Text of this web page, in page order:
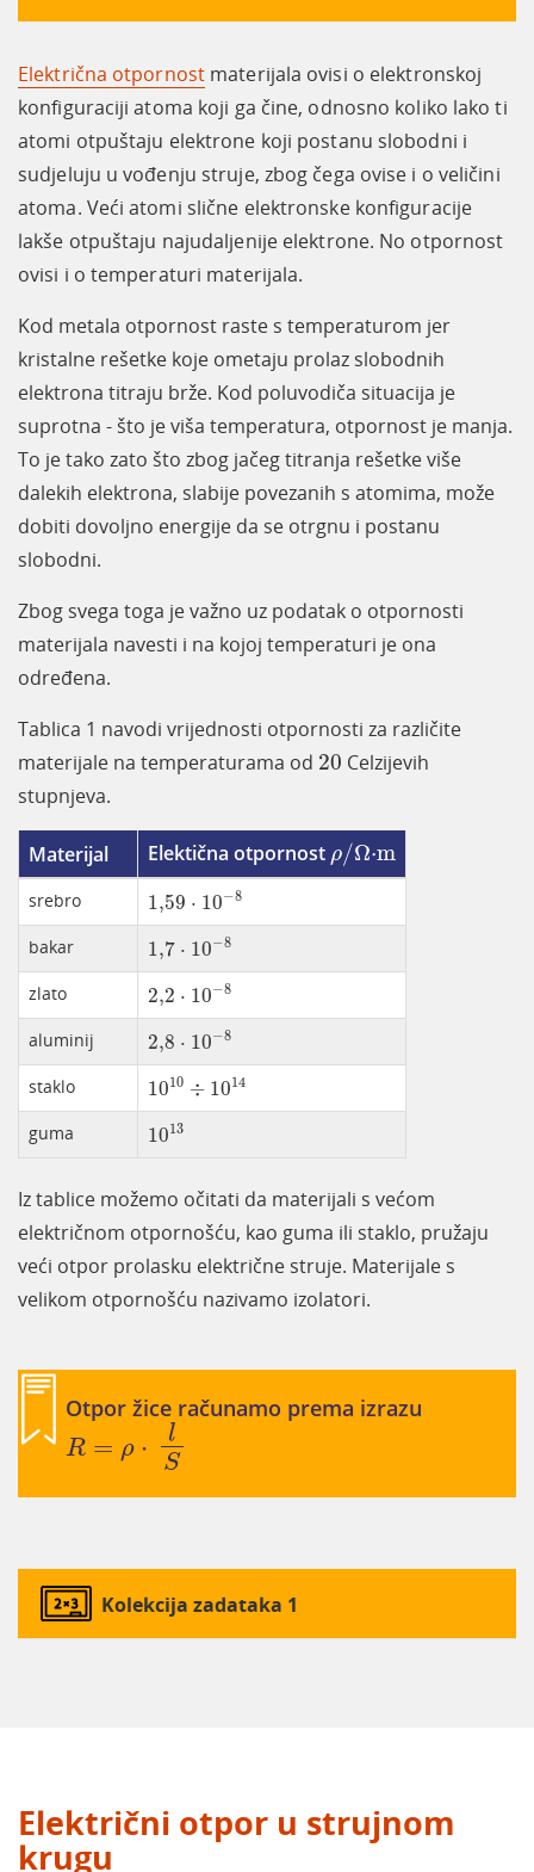
Električna otpornost materijala ovisi o elektronskoj
konfiguraciji atoma koji ga čine, odnosno koliko lako ti
atomi otpuštaju elektrone koji postanu slobodni i
sudjeluju u vođenju struje, zbog čega ovise i o veličini
atoma. Veći atomi slične elektronske konfiguracije
lakše otpuštaju najudaljenije elektrone. No otpornost
ovisi i o temperaturi materijala.
Kod metala otpornost raste s temperaturom jer
kristalne rešetke koje ometaju prolaz slobodnih
elektrona titraju brže. Kod poluvodiča situacija je
suprotna - što je viša temperatura, otpornost je manja.
To je tako zato što zbog jačeg titranja rešetke više
dalekih elektrona, slabije povezanih s atomima, može
dobiti dovoljno energije da se otrgnu i postanu
slobodni.
Zbog svega toga je važno uz podatak o otpornosti
materijala navesti i na kojoj temperaturi je ona
određena.
Tablica 1 navodi vrijednosti otpornosti za različite
materijale na temperaturama od 20
20 Celzijevih
stupnjeva.
Materijal Elektična otpornost ρ/Ω⋅m
ρ/Ω·m
srebro 1,59 ⋅ 10−8
1,59·10-8
bakar 1,7 ⋅ 10−8
1,7 10-
zlato 2,2 ⋅ 10−8
2,2·10-8
aluminij 2,8 ⋅ 10−8
2,8 10-
staklo 1010 ÷ 1014
1010÷1014
guma 1013
1013
Iz tablice možemo očitati da materijali s većom
električnom otpornošću, kao guma ili staklo, pružaju
veći otpor prolasku električne struje. Materijale s
velikom otpornošću nazivamo izolatori.
Otpor žice računamo prema izrazu
R = ρ ⋅
l
S
R=ρ·l S
Kolekcija zadataka 1
Električni otpor u strujnom
krugu